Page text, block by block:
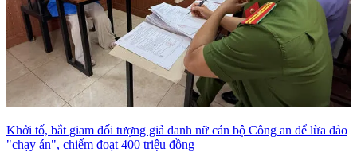
Khởi tố, bắt giam đối tượng giả danh nữ cán bộ Công an để lừa đảo
"chạy án", chiếm đoạt 400 triệu đồng